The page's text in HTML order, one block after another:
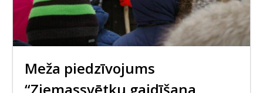
Meža piedzīvojums